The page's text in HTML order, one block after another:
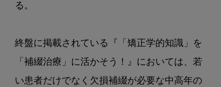
る。
終盤に掲載されている『「矯正学的知識」を
「補綴治療」に活かそう！』においては、若
い患者だけでなく欠損補綴が必要な中高年の